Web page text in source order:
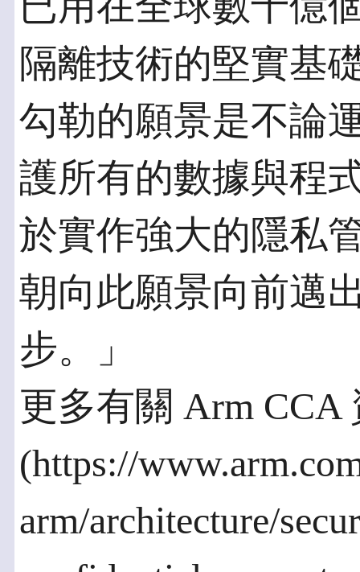
隔離技術的堅實基
勾勒的願景是不論
護所有的數據與程
於實作強大的隱私
朝向此願景向前邁
步。」
更多有關 Arm CCA
(https://
arm/architecture/